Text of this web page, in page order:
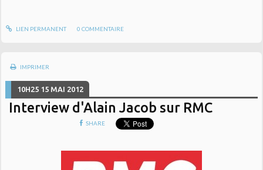
LIEN PERMANENT 0 COMMENTAIRE
IMPRIMER
10H25 15 MAI 2012
Interview d'Alain Jacob sur RMC
SHARE